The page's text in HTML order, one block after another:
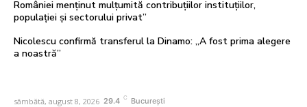
României menținut mulțumită contribuțiilor instituțiilor,
populației și sectorului privat”
Nicolescu confirmă transferul la Dinamo: „A fost prima alegere
a noastră”
sâmbătă, august 8, 2026 29.4 C București